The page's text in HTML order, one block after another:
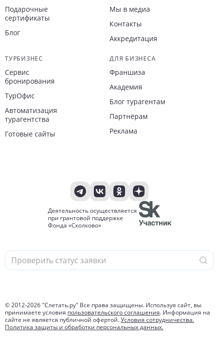
Подарочные
сертификаты
Блог
Мы в медиа
Контакты
Аккредитация
ТУРБИЗНЕС
Сервис
бронирования
ТурОфис
Автоматизация
турагентства
Готовые сайты
ДЛЯ БИЗНЕСА
Франшиза
Академия
Блог турагентам
Партнёрам
Реклама
Деятельность осуществляется
при грантовой поддержке
Фонда «Сколково»
© 2012-2026"Слетать.ру" Все права защищены. Используя сайт, вы
принимаете условия пользовательского соглашения. Информация на
сайте не является публичной офертой.Условия сотрудничества.
Политика защиты и обработки персональных данных.